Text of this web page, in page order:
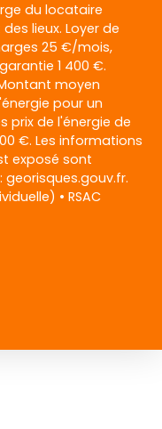
du locataire
lieux. Loyer de
25 €/mois,
1 400 €.
moyen
pour un
prix de l'énergie de
€. Les informations
exposé sont
georisques.gouv.fr.
• RSAC